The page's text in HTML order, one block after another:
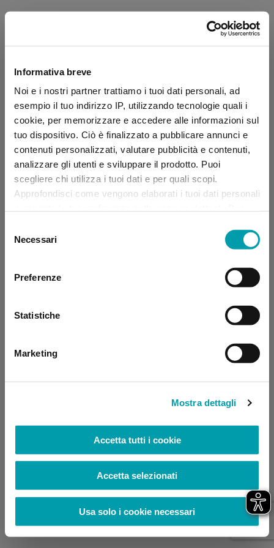
Informativa breve
Noi e i nostri partner trattiamo i tuoi dati personali, ad
esempio il tuo indirizzo IP, utilizzando tecnologie quali i
cookie, per memorizzare e accedere alle informazioni sul
tuo dispositivo. Ciò è finalizzato a pubblicare annunci e
contenuti personalizzati, valutare pubblicità e contenuti,
analizzare gli utenti e sviluppare il prodotto. Puoi
scegliere chi utilizza i tuoi dati e per quali scopi.
Approfondisci come vengono elaborati i tuoi dati personali
momento dalla Dichiarazione sui “
delNecessari
Preferenze
Statistiche
Marketing
Mostra dettagli
Accetta tutti i cookie
Accetta selezionati
Usa solo i cookie necessari
Application error: a client-side exception has occurred (see the
browser console for more information)